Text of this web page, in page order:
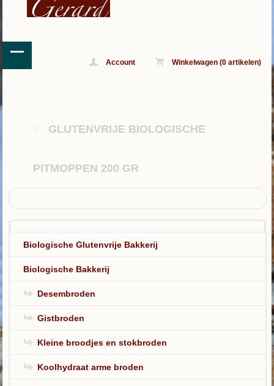
Account Winkelwagen (0 artikelen)
GLUTENVRIJE BIOLOGISCHE
PITMOPPEN 200 GR
Biologische Glutenvrije Bakkerij
Biologische Bakkerij
Desembroden
Gistbroden
Kleine broodjes en stokbroden
Koolhydraat arme broden